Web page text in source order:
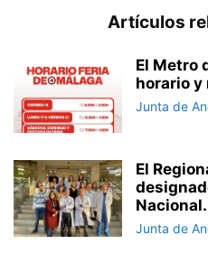
Artículos
El Metro
horario y
Junta de
El
Junta de